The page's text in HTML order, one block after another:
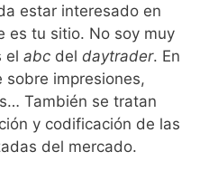
estar interesado en
es tu sitio. No soy muy
el abc del daytrader. En
sobre impresiones,
También se tratan
y codificación de las
del mercado.